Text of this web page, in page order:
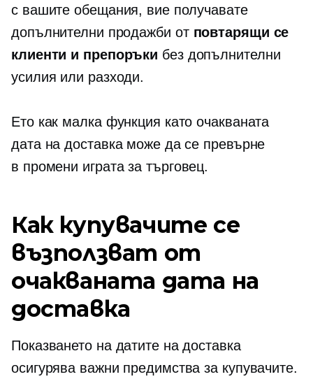
с вашите обещания, вие получавате
допълнителни продажби от повтарящи се
клиенти и препоръки без допълнителни
усилия или разходи.
Ето как малка функция като очакваната
дата на доставка може да се превърне
в промени игратаза търговец.
Как купувачите се
възползват от
очакваната дата на
доставка
Показването на датите на доставка
осигурява важни предимства за купувачите.